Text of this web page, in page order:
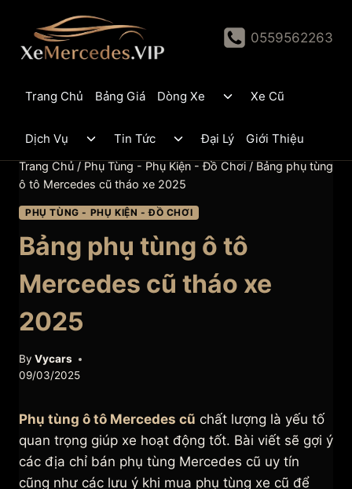
content
0559562263
Trang Chủ Bảng Giá Dòng Xe
ToggleXe Cũ
Dịch Vụ
Toggle
menu
Tin Tức
Toggle
menu
Đại Lý Giới Thiệu
Trang Chủ / Phụ Tùng - Phụ Kiện - Đồ Chơi / Bảng phụ tùng
ô tô Mercedes cũ tháo xe 2025
PHỤ TÙNG - PHỤ KIỆN - ĐỒ CHƠI
Bảng phụ tùng ô tô
Mercedes cũ tháo xe
2025
By Vycars
09/03/2025
Phụ tùng ô tô Mercedes cũ chất lượng là yếu tố
quan trọng giúp xe hoạt động tốt. Bài viết sẽ gợi ý
các địa chỉ bán phụ tùng Mercedes cũ uy tín
cũng như các lưu ý khi mua phụ tùng xe cũ để